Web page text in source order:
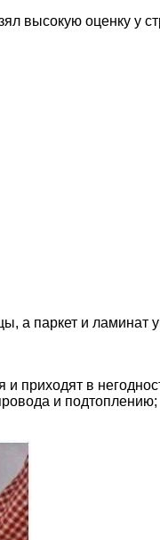
высокую оценку у
а паркет и ламинат
приходят в
и подтоплению;